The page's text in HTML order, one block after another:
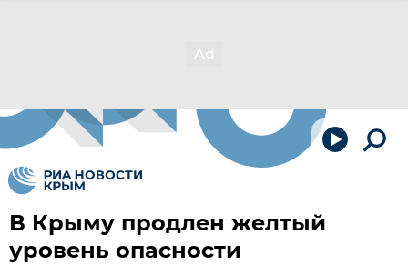
В Крыму продлен желтый
уровень опасности